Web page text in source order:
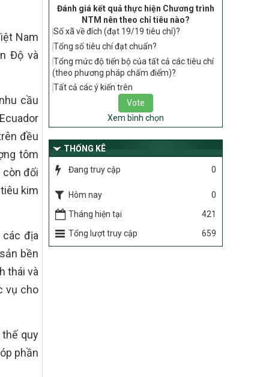
Nam
Độ và
cầu
đều
tôm
còn đối
kim
địa
bền
thái và
vụ cho
quy
phần
tiêu chí, điều kiện thuộc Bộ tiêu chí quốc
gia về nông thôn mới giai đoạn 2026 –
2030 thuộc phạm vi quản lý nhà nước
của Bộ Nông nghiệp và Môi trường
417/QĐ-BNNMT
Phê duyệt Chương trình mục tiêu quốc
gia xây dựng nông thôn mới, giảm nghèo
bền vững và phát triển kinh tế – xã hội
vùng đồng bào dân tộc thiểu số và miền
núi giai đoạn 2026-2035, giai đoạn I: Từ
năm 2026 đến năm 2030
Nghị quyết số 08/2026/NQ-HĐND
Quy định nguyên tắc, tiêu chí, định mức
phân bổ ngân sách trung ương thực hiện
nông thôn mới, giảm nghèo bền vững và
phát triển kinh tế – xã hội vùng đồng bào
dân tộc thiểu số và miền núi giai đoạn
2026 – 2030 trên địa bàn tỉnh Nghệ An
Đánh giá kết quả thực hiện Chương trình
NTM nên theo chỉ tiêu nào?
Số xã về đích (đạt 19/19 tiêu chí)?
Tổng số tiêu chí đạt chuẩn?
Tổng mức độ tiến bộ của tất cả các tiêu chí
(theo phương pháp chấm điểm)?
Tất cả các ý kiến trên
Xem bình chọn
THỐNG KÊ
Đang truy cập 0
Hôm nay
0
Tháng hiện tại
421
Tổng lượt truy cập
659